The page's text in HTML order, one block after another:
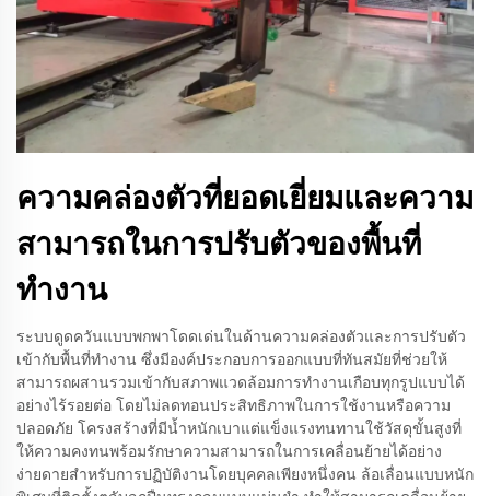
ความคล่องตัวที่ยอดเยี่ยมและความ
สามารถในการปรับตัวของพื้นที่
ทำงาน
ระบบดูดควันแบบพกพาโดดเด่นในด้านความคล่องตัวและการปรับตัว
เข้ากับพื้นที่ทำงาน ซึ่งมีองค์ประกอบการออกแบบที่ทันสมัยที่ช่วยให้
สามารถผสานรวมเข้ากับสภาพแวดล้อมการทำงานเกือบทุกรูปแบบได้
อย่างไร้รอยต่อ โดยไม่ลดทอนประสิทธิภาพในการใช้งานหรือความ
ปลอดภัย โครงสร้างที่มีน้ำหนักเบาแต่แข็งแรงทนทานใช้วัสดุขั้นสูงที่
ให้ความคงทนพร้อมรักษาความสามารถในการเคลื่อนย้ายได้อย่าง
ง่ายดายสำหรับการปฏิบัติงานโดยบุคคลเพียงหนึ่งคน ล้อเลื่อนแบบหนัก